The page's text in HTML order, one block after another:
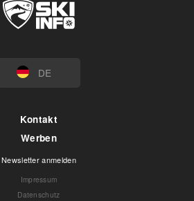
DE
Kontakt
Werben
Newsletter anmelden
Impressum
Datenschutz